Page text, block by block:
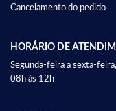
Cancelamento do pedido
HORÁRIO DE
Segunda-feira a sexta-
08h às 12h